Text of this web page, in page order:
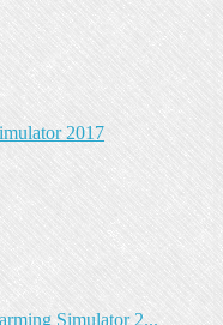
2017
Simulator 2...